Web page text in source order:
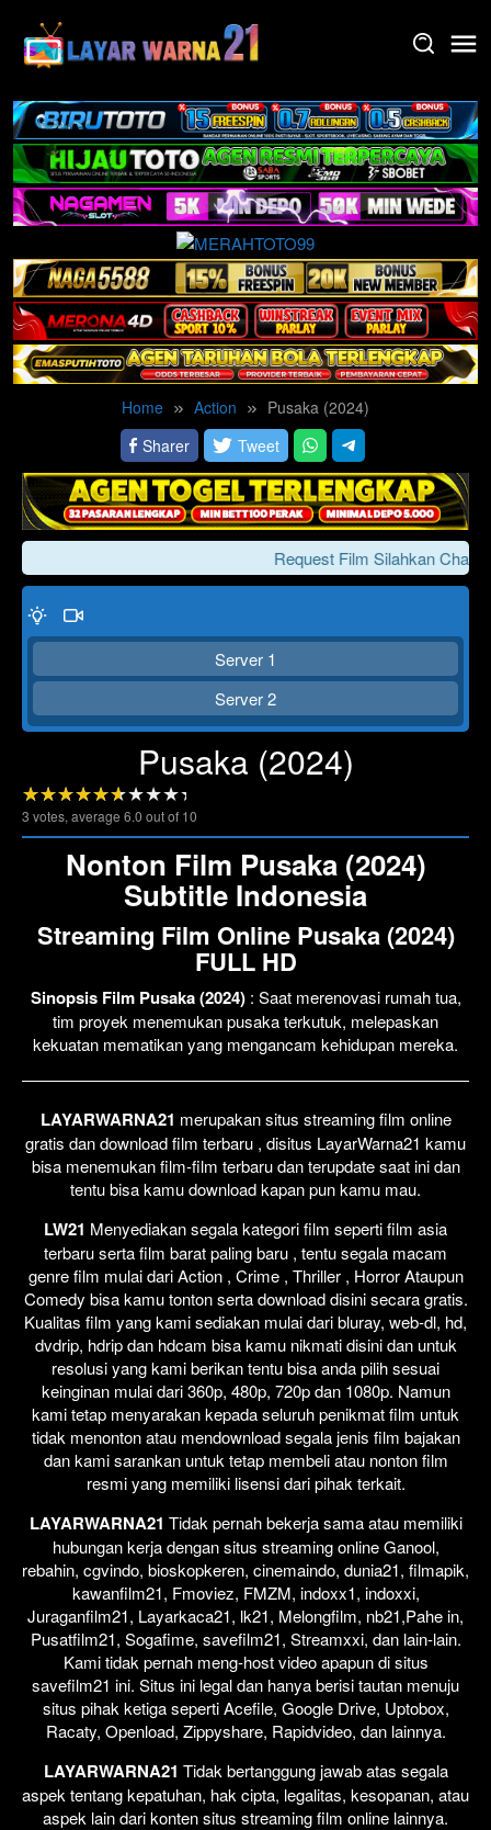
content
Home Action
Pusaka (2024)
Sharer
Tweet
Request Film Silahkan Chat
Server 1
Server 2
Pusaka (2024)
3 votes, average 6.0 out of 10
Nonton Film Pusaka (2024)
Subtitle Indonesia
Streaming Film Online Pusaka (2024)
FULL HD
Sinopsis Film Pusaka (2024) : Saat merenovasi rumah tua,
tim proyek menemukan pusaka terkutuk, melepaskan
kekuatan mematikan yang mengancam kehidupan mereka.
LAYARWARNA21 merupakan situs streaming film online
gratis dan download film terbaru , disitus LayarWarna21 kamu
bisa menemukan film-film terbaru dan terupdate saat ini dan
tentu bisa kamu download kapan pun kamu mau.
LW21 Menyediakan segala kategori film seperti film asia
terbaru serta film barat paling baru , tentu segala macam
genre film mulai dari Action , Crime , Thriller , Horror Ataupun
Comedy bisa kamu tonton serta download disini secara gratis.
Kualitas film yang kami sediakan mulai dari bluray, web-dl, hd,
dvdrip, hdrip dan hdcam bisa kamu nikmati disini dan untuk
resolusi yang kami berikan tentu bisa anda pilih sesuai
keinginan mulai dari 360p, 480p, 720p dan 1080p. Namun
kami tetap menyarakan kepada seluruh penikmat film untuk
tidak menonton atau mendownload segala jenis film bajakan
dan kami sarankan untuk tetap membeli atau nonton film
resmi yang memiliki lisensi dari pihak terkait.
LAYARWARNA21 Tidak pernah bekerja sama atau memiliki
hubungan kerja dengan situs streaming online Ganool,
rebahin, cgvindo, bioskopkeren, cinemaindo, dunia21, filmapik,
kawanfilm21, Fmoviez, FMZM, indoxx1, indoxxi,
Juraganfilm21, Layarkaca21, lk21, Melongfilm, nb21,Pahe in,
Pusatfilm21, Sogafime, savefilm21, Streamxxi, dan lain-lain.
Kami tidak pernah meng-host video apapun di situs
savefilm21 ini. Situs ini legal dan hanya berisi tautan menuju
situs pihak ketiga seperti Acefile, Google Drive, Uptobox,
Racaty, Openload, Zippyshare, Rapidvideo, dan lainnya.
LAYARWARNA21 Tidak bertanggung jawab atas segala
aspek tentang kepatuhan, hak cipta, legalitas, kesopanan, atau
aspek lain dari konten situs streaming film online lainnya.